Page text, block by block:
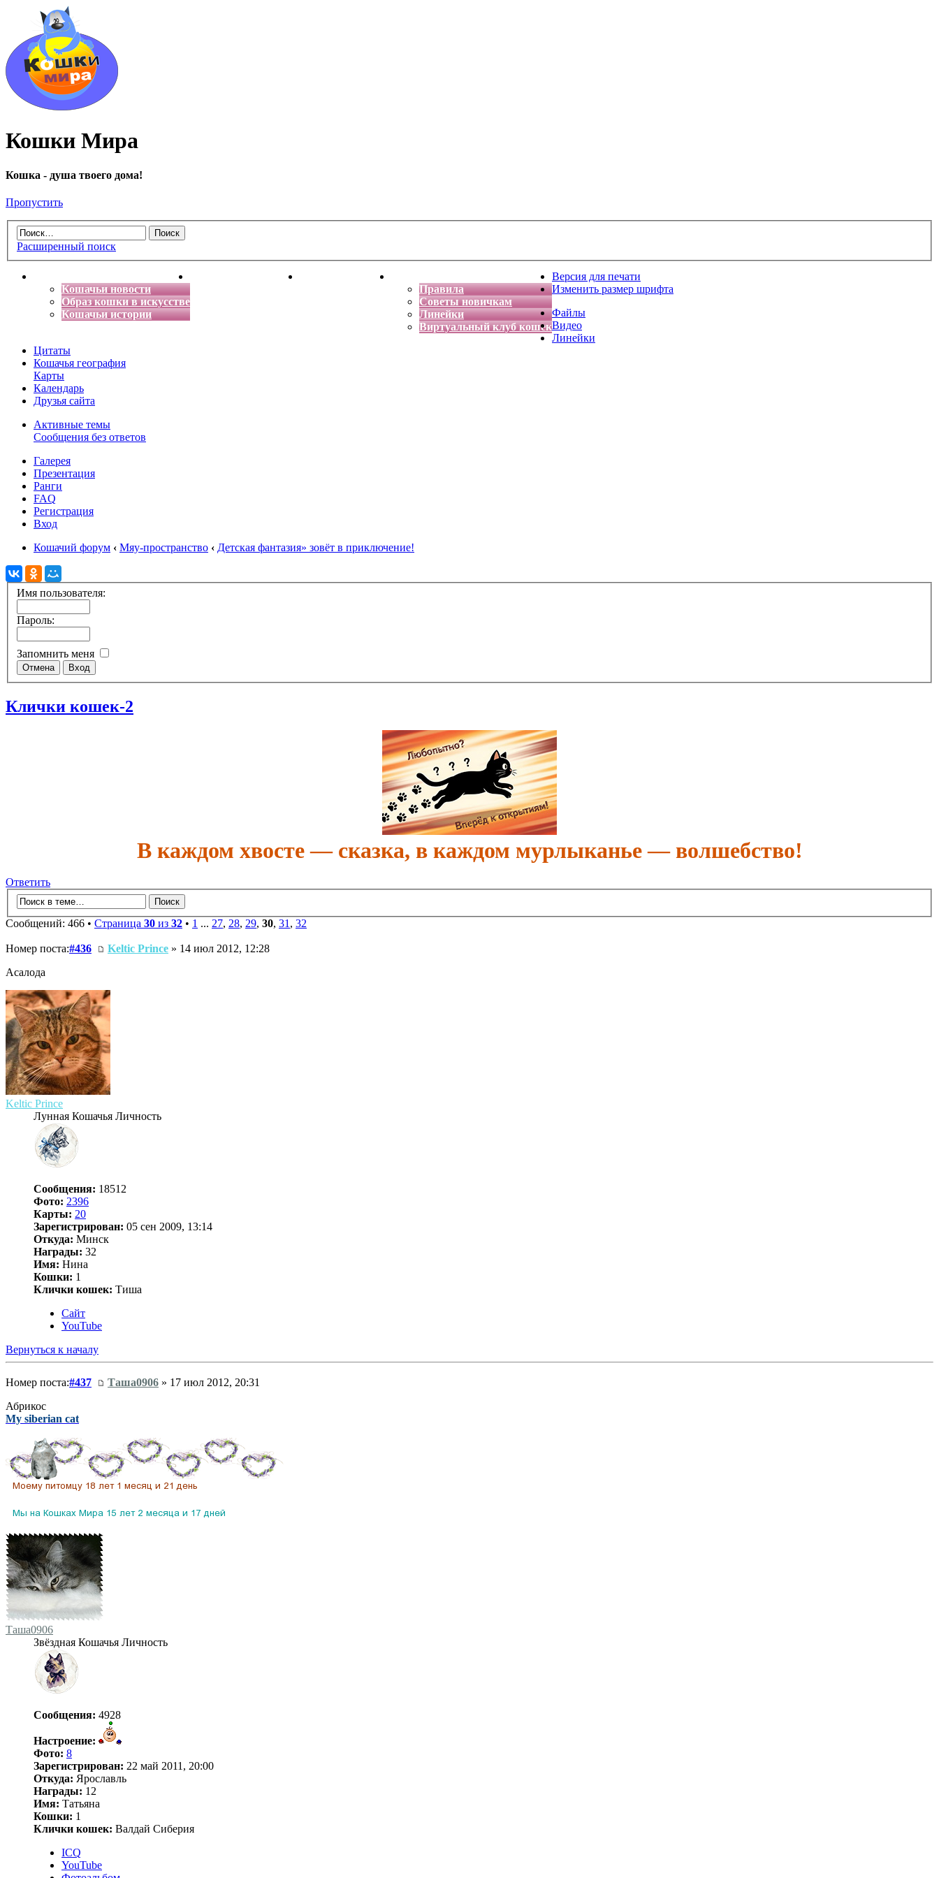
Кошки Мира
Кошка - душа твоего дома!
Пропустить
Расширенный поиск
Кошачьи новости
Образ кошки в искусстве
Кошачьи истории
Энциклопедия кошек Детская фантазия
Правила
Советы новичкам
Линейки
Виртуальный клуб кошек
Версия для печати
Изменить размер шрифта
Файлы
Видео
Линейки
Цитаты
Кошачья география
Карты
Календарь
Друзья сайта
Активные темы
Сообщения без ответов
Галерея
Презентация
Ранги
FAQ
Регистрация
Вход
Кошачий форум ‹ Мяу-пространство ‹ Детская фантазия» зовёт в приключение!
Имя пользователя:
Пароль:
Запомнить меня
Клички кошек-2
В каждом хвосте — сказка, в каждом мурлыканье — волшебство!
Ответить
Сообщений: 466 • Страница 30 из 32 • 1 ... 27, 28, 29, 30, 31 , 32
Номер поста:#436 Keltic Prince » 14 июл 2012, 12:28
Асалода
Keltic Prince
Лунная Кошачья Личность
Сообщения: 18512
Фото: 2396
Карты: 20
Зарегистрирован: 05 сен 2009, 13:14
Откуда: Минск
Награды: 32
Имя: Нина
Кошки: 1
Клички кошек: Тиша
Сайт
YouTube
Вернуться к началу
Номер поста:#437 Таша0906 » 17 июл 2012, 20:31
Абрикос
My siberian cat
Таша0906
Звёздная Кошачья Личность
Сообщения: 4928
Настроение:
Фото: 8
Зарегистрирован: 22 май 2011, 20:00
Откуда: Ярославль
Награды: 12
Имя: Татьяна
Кошки: 1
Клички кошек: Валдай Сиберия
ICQ
YouTube